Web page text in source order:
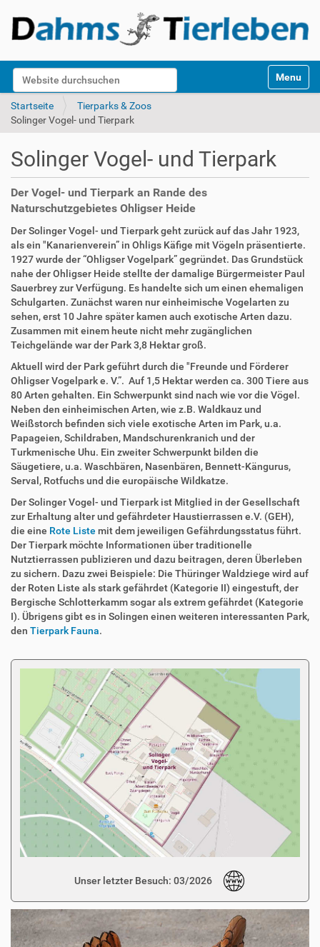
Website durchsuchen
k
Toggle
Startseite
Tierparks & Zoos
Solinger Vogel- und Tierpark
Solinger Vogel- und Tierpark
Der Vogel- und Tierpark an Rande des
Naturschutzgebietes Ohligser Heide
Der Solinger Vogel- und Tierpark geht zurück auf das Jahr 1923,
als ein "Kanarienverein” in Ohligs Käfige mit Vögeln präsentierte.
1927 wurde der “Ohligser Vogelpark” gegründet. Das Grundstück
nahe der Ohligser Heide stellte der damalige Bürgermeister Paul
Sauerbrey zur Verfügung. Es handelte sich um einen ehemaligen
Schulgarten. Zunächst waren nur einheimische Vogelarten zu
sehen, erst 10 Jahre später kamen auch exotische Arten dazu.
Zusammen mit einem heute nicht mehr zugänglichen
Teichgelände war der Park 3,8 Hektar groß.
Aktuell wird der Park geführt durch die "Freunde und Förderer
Ohligser Vogelpark e. V.”. Auf 1,5 Hektar werden ca. 300 Tiere aus
80 Arten gehalten. Ein Schwerpunkt sind nach wie vor die Vögel.
Neben den einheimischen Arten, wie z.B. Waldkauz und
Weißstorch befinden sich viele exotische Arten im Park, u.a.
Papageien, Schildraben, Mandschurenkranich und der
Turkmenische Uhu. Ein zweiter Schwerpunkt bilden die
Säugetiere, u.a. Waschbären, Nasenbären, Bennett-Kängurus,
Serval, Rotfuchs und die europäische Wildkatze.
Der Solinger Vogel- und Tierpark ist Mitglied in der Gesellschaft
zur Erhaltung alter und gefährdeter Haustierrassen e.V. (GEH),
die eine Rote Liste mit dem jeweiligen Gefährdungsstatus führt.
Der Tierpark möchte Informationen über traditionelle
Nutztierrassen publizieren und dazu beitragen, deren Überleben
zu sichern. Dazu zwei Beispiele: Die Thüringer Waldziege wird auf
der Roten Liste als stark gefährdet (Kategorie II) eingestuft, der
Bergische Schlotterkamm sogar als extrem gefährdet (Kategorie
I). Übrigens gibt es in Solingen einen weiteren interessanten Park,
den Tierpark Fauna.
Unser letzter Besuch: 03/2026